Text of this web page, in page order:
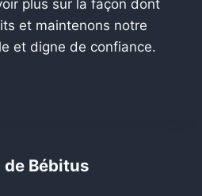
plus sur la façon dont
et maintenons notre
et digne de confiance.
de Bébitus